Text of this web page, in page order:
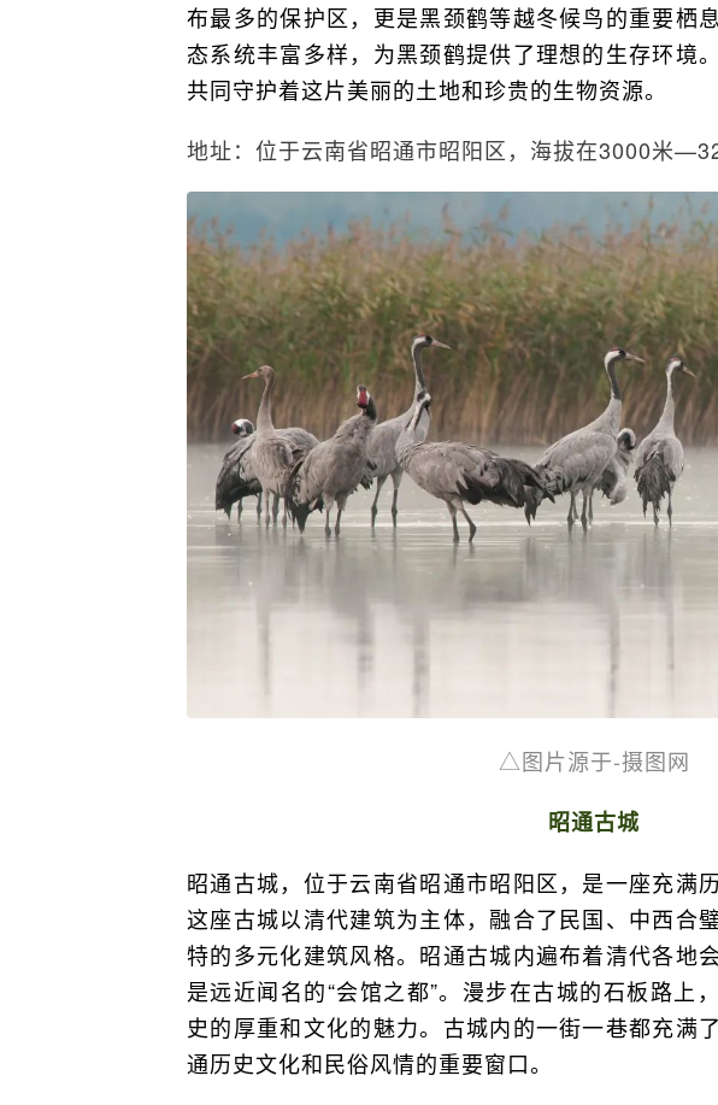
布最多的保护区，更是黑颈鹤等越冬候鸟的重要栖
态系统丰富多样，为黑颈鹤提供了理想的生存环境
共同守护着这片美丽的土地和珍贵的生物资源。
地址：位于云南省昭通市昭阳区，海拔在3000米
△图片源于-摄图网
昭通古城
昭通古城，位于云南省昭通市昭阳区，是一座充满
这座古城以清代建筑为主体，融合了民国、中西合
特的多元化建筑风格。昭通古城内遍布着清代各地
是远近闻名的“会馆之都”。漫步在古城的石板路上
史的厚重和文化的魅力。古城内的一街一巷都充满
通历史文化和民俗风情的重要窗口。